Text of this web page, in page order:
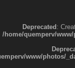
Deprecated:
/home/quemperv/
www/photos/